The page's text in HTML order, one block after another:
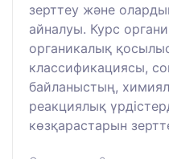
зерттеу және
айналуы. Курс
органикалық
классификациясы,
байланыстың,
реакциялық
көзқарастарын